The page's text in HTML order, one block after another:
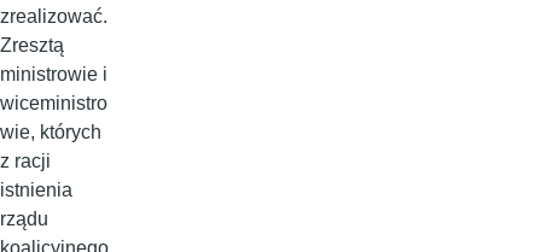
zrealizować.
Zresztą
ministrowie i
wiceministro
wie, których
z racji
istnienia
rządu